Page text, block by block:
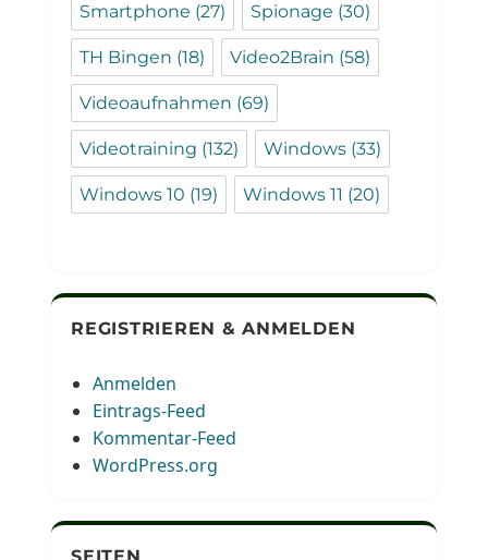
Smartphone (27) Spionage (30)
TH Bingen (18) Video2Brain (58)
Videoaufnahmen (69)
Videotraining (132) Windows (33)
Windows 10 (19) Windows 11 (20)
REGISTRIEREN & ANMELDEN
Anmelden
Eintrags-Feed
Kommentar-Feed
WordPress.org